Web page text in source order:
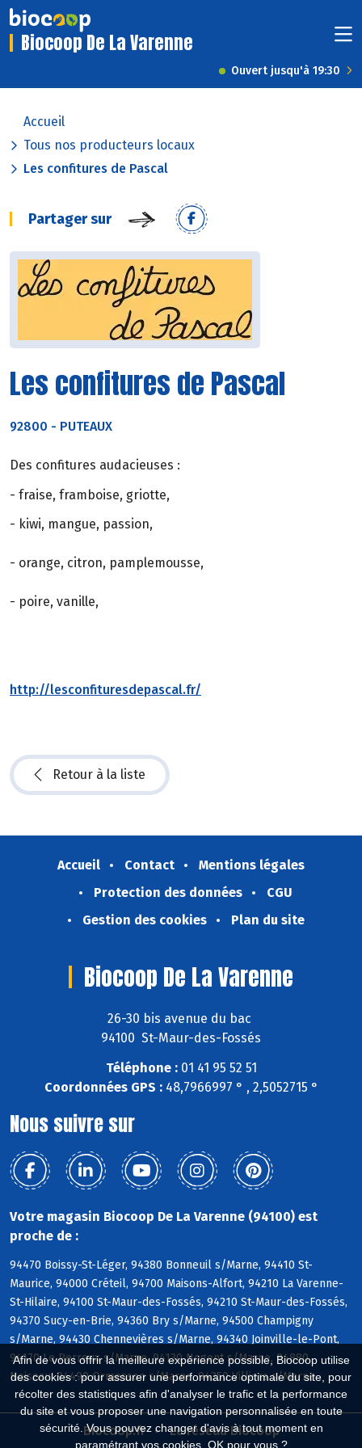
Afin de vous offrir la meilleure expérience possible, Biocoop utilise
des cookies : pour assurer une performance optimale du site, pour
récolter des statistiques afin d'analyser le trafic et la performance
du site et vous proposer une navigation personnalisée en toute
sécurité. Vous pouvez changer d'avis à tout moment en
paramétrant vos cookies. OK pour vous ?
Biocoop De La Varenne
Ouvert jusqu'à 19:30
Accueil
Tous nos producteurs locaux
Les confitures de Pascal
Partager sur
Les confitures de Pascal
92800 - PUTEAUX
Des confitures audacieuses :
- fraise, framboise, griotte,
- kiwi, mangue, passion,
- orange, citron, pamplemousse,
- poire, vanille,
http://lesconfituresdepascal.fr/
Retour à la liste
Accueil Contact
Mentions légales
Protection des données
CGU
Gestion des cookies
Plan du site
Biocoop De La Varenne
26-30 bis avenue du bac
94100 St-Maur-des-Fossés
Téléphone :01 41 95 52 51
Coordonnées GPS :48,7966997 ° , 2,5052715 °
Nous suivre sur
Votre magasin Biocoop De La Varenne (94100) est
proche de :
94470 Boissy-St-Léger, 94380 Bonneuil s/Marne, 94410 St-
Maurice, 94000 Créteil, 94700 Maisons-Alfort, 94210 La Varenne-
St-Hilaire, 94100 St-Maur-des-Fossés, 94210 St-Maur-des-Fossés,
94370 Sucy-en-Brie, 94360 Bry s/Marne, 94500 Champigny
s/Marne, 94430 Chennevières s/Marne, 94340 Joinville-le-Pont,
94170 Le Perreux s/Marne, 94130 Nogent s/Marne, 94880
Noiseau, 94490 Ormesson s/Marne, 94350 Villiers s/Marne
Biocoop.fr
Le réseau Biocoop